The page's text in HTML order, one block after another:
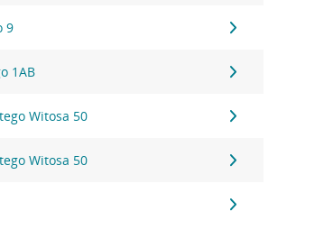
9
1AB
Witosa 50
Witosa 50